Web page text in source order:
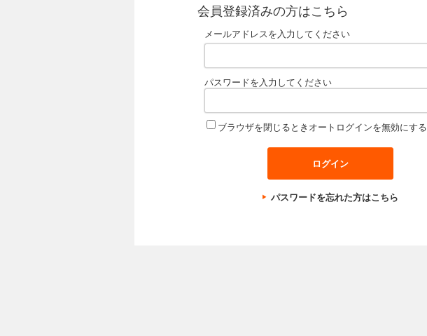
会員登録済みの方はこちら
メールアドレスを入力してください
パスワードを入力してください
ブラウザを閉じるときオートログインを無効にする
パスワードを忘れた方はこちら